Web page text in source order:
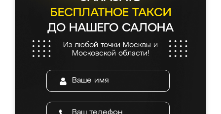
БЕСПЛАТНОЕ ТАКСИ
ДО НАШЕГО САЛОНА
Из любой точки Москвы и
Московской области!